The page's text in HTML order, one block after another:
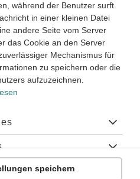
Kommunikation folgen E-
Besonders der
E-Mail
sechs Teile:
während der Benutzer surft.
in einer kleinen Datei
andere Seite vom Server
das Cookie an den Server
Mechanismus für
zu speichern oder die
aufzuzeichnen.
Cookiesspeichern